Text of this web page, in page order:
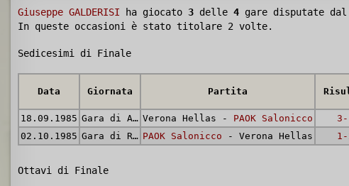
Giuseppe GALDERISI ha giocato 3 delle 4 gare disputate dal
In queste occasioni è stato titolare 2 volte.
Sedicesimi di Finale
Data Giornata Partita
18.09.1985
Gara di Andata Verona Hellas - PAOK Salonicco 3-
02.10.1985
Gara di Ritorno PAOK Salonicco - Verona Hellas 1-
Ottavi di Finale